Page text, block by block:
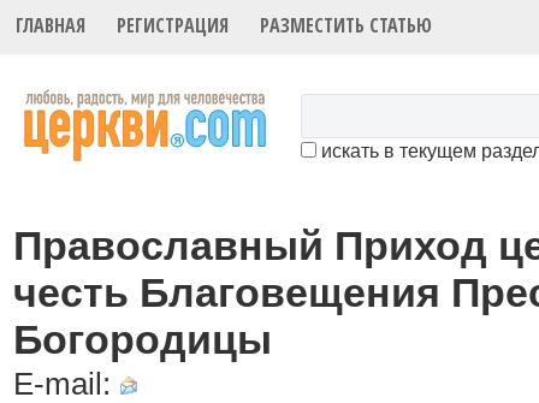
ГЛАВНАЯ РЕГИСТРАЦИЯ РАЗМЕСТИТЬ СТАТЬЮ
искать в текущем
Православный Приход
честь Благовещения
Богородицы
E-mail: